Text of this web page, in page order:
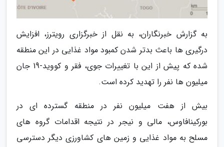
به گزارش خبرنگاران، به نقل از خبرگزاری رویترز، افزایش
درگیری ها باعث بدتر شدن کمبود مواد غذایی در این منطقه
شده که پیش از این با تغییرات جوی، فقر و کووید-19 جان
میلیون ها نفر را تهدید کرده است.
بیش از هفت میلیون نفر در منطقه گسترده ای در
بورکینافاوس، مالی و نیجر در نتیجه اقدامات گروه های
مسلح به مواد غذایی و زمین های کشاورزی دیگر دسترسی